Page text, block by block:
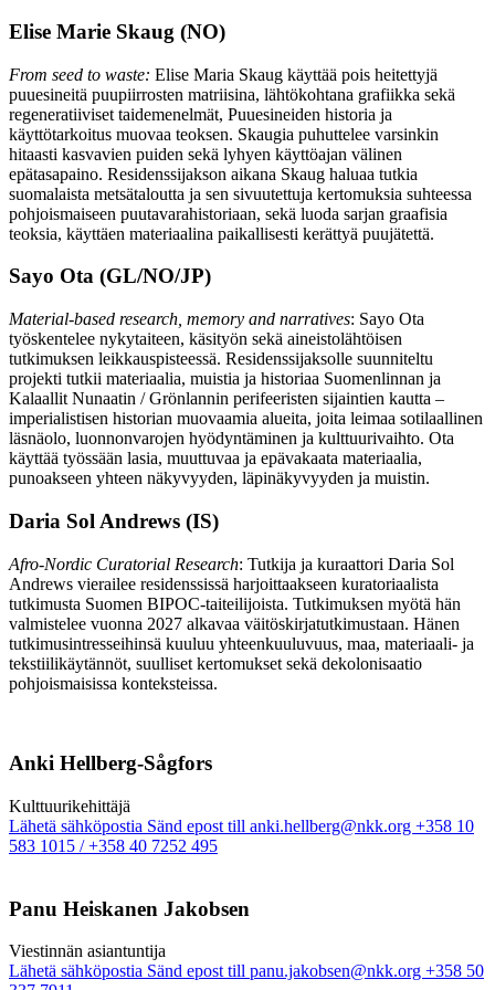
Elise Marie Skaug (NO)
From seed to waste: Elise Maria Skaug käyttää pois heitettyjä
puuesineitä puupiirrosten matriisina, lähtökohtana grafiikka sekä
regeneratiiviset taidemenelmät, Puuesineiden historia ja
käyttötarkoitus muovaa teoksen. Skaugia puhuttelee varsinkin
hitaasti kasvavien puiden sekä lyhyen käyttöajan välinen
epätasapaino. Residenssijakson aikana Skaug haluaa tutkia
suomalaista metsätaloutta ja sen sivuutettuja kertomuksia suhteessa
pohjoismaiseen puutavarahistoriaan, sekä luoda sarjan graafisia
teoksia, käyttäen materiaalina paikallisesti kerättyä puujätettä.
Sayo Ota (GL/NO/JP)
Material-based research, memory and narratives: Sayo Ota
työskentelee nykytaiteen, käsityön sekä aineistolähtöisen
tutkimuksen leikkauspisteessä. Residenssijaksolle suunniteltu
projekti tutkii materiaalia, muistia ja historiaa Suomenlinnan ja
Kalaallit Nunaatin / Grönlannin perifeeristen sijaintien kautta –
imperialistisen historian muovaamia alueita, joita leimaa sotilaallinen
läsnäolo, luonnonvarojen hyödyntäminen ja kulttuurivaihto. Ota
käyttää työssään lasia, muuttuvaa ja epävakaata materiaalia,
punoakseen yhteen näkyvyyden, läpinäkyvyyden ja muistin.
Daria Sol Andrews (IS)
Afro-Nordic Curatorial Research: Tutkija ja kuraattori Daria Sol
Andrews vierailee residenssissä harjoittaakseen kuratoriaalista
tutkimusta Suomen BIPOC-taiteilijoista. Tutkimuksen myötä hän
valmistelee vuonna 2027 alkavaa väitöskirjatutkimustaan. Hänen
tutkimusintresseihinsä kuuluu yhteenkuuluvuus, maa, materiaali- ja
tekstiilikäytännöt, suulliset kertomukset sekä dekolonisaatio
pohjoismaisissa konteksteissa.
Anki Hellberg-Sågfors
Kulttuuri­kehittäjä
Lähetä sähköpostia Sänd epost till anki.hellberg@nkk.org +358 10
583 1015 / +358 40 7252 495
Panu Heiskanen Jakobsen
Vies­tin­nän asian­tuntija
Lähetä sähköpostia Sänd epost till panu.jakobsen@nkk.org +358 50